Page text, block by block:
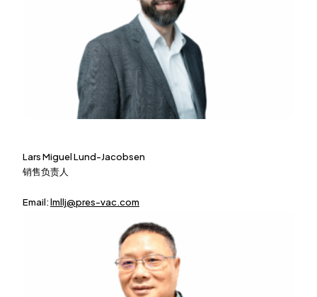
Lars Miguel Lund-Jacobsen
销售负责人
Email:lmllj@pres-vac.com